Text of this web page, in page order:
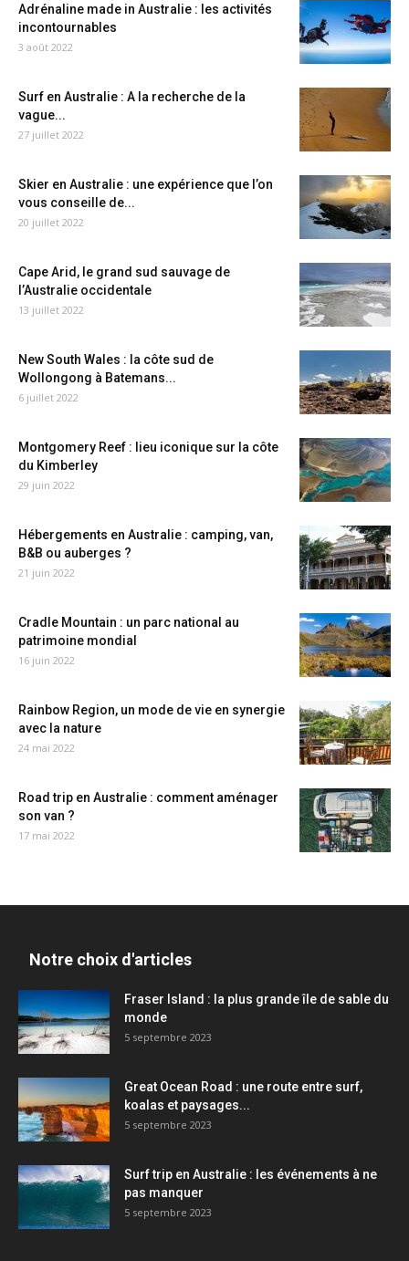
Adrénaline made in Australie : les activités
incontournables
3 août 2022
Surf en Australie : A la recherche de la
vague...
27 juillet 2022
Skier en Australie : une expérience que l’on
vous conseille de...
20 juillet 2022
Cape Arid, le grand sud sauvage de
l’Australie occidentale
13 juillet 2022
New South Wales : la côte sud de
Wollongong à Batemans...
6 juillet 2022
Montgomery Reef : lieu iconique sur la côte
du Kimberley
29 juin 2022
Hébergements en Australie : camping, van,
B&B ou auberges ?
21 juin 2022
Cradle Mountain : un parc national au
patrimoine mondial
16 juin 2022
Rainbow Region, un mode de vie en synergie
avec la nature
24 mai 2022
Road trip en Australie : comment aménager
son van ?
17 mai 2022
Notre choix d'articles
Fraser Island : la plus grande île de sable du
monde
5 septembre 2023
Great Ocean Road : une route entre surf,
koalas et paysages...
5 septembre 2023
Surf trip en Australie : les événements à ne
pas manquer
5 septembre 2023